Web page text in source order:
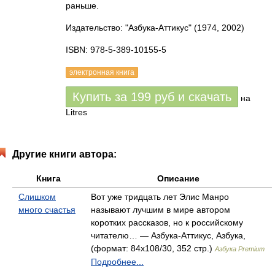
раньше.
Издательство: "Азбука-Аттикус" (1974, 2002)
ISBN: 978-5-389-10155-5
электронная книга
Купить за 199 руб и скачать
на
Litres
Другие книги автора:
Книга
Описание
Слишком
много счастья
Вот уже тридцать лет Элис Манро
называют лучшим в мире автором
коротких рассказов, но к российскому
читателю… — Азбука-Аттикус, Азбука,
(формат: 84x108/30, 352 стр.) Азбука Premium
Подробнее...